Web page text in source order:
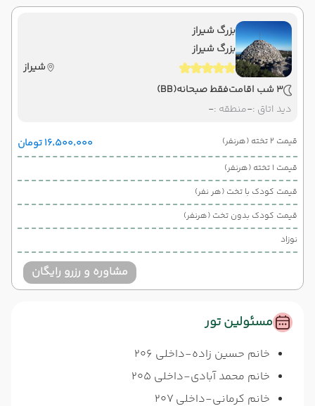
بزرگ شیراز
بزرگ شیراز
شیراز
3 شب اقامت
فقط صبحانه(BB)
دید اتاق :-منطقه :-
قیمت 2 تخته (هرنفر) ۱۶٬۵۰۰٬۰۰۰ تومان
قیمت 1 تخته (هرنفر)
قیمت کودک با تخت (هر نفر)
قیمت کودک بدون تخت (هرنفر)
نوزاد
مشاوره و رزرو رایگان
مسئولین تور
خانم حسین زاده-داخلی 206
خانم محمد آبادی-داخلی 205
خانم کرمانی-داخلی 207